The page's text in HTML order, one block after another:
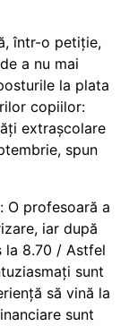
într-o petiție,
a nu mai
la plata
copiilor:
extrașcolare
spun
O profesoară a
iar după
la 8.70 / Astfel
sunt
să vină la
sunt